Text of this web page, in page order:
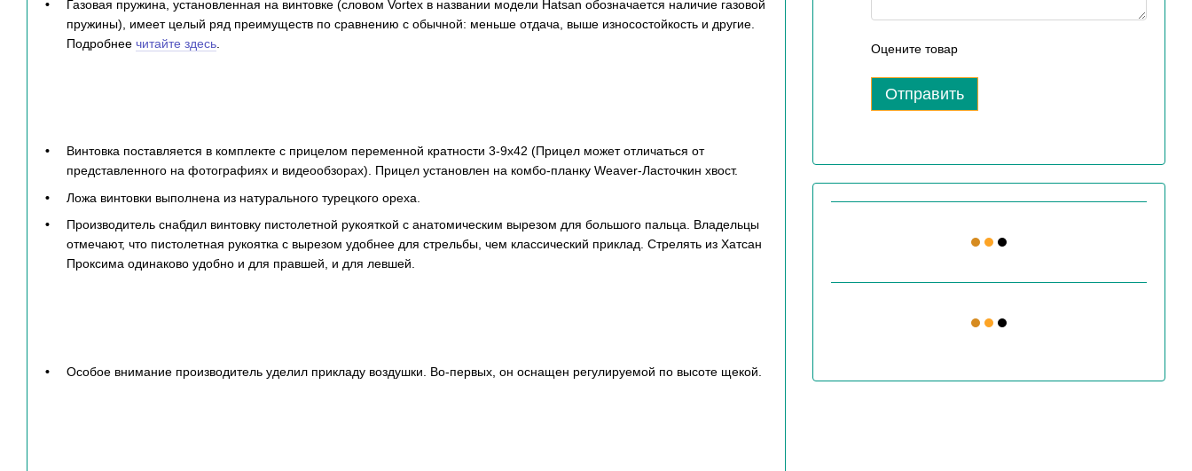
Оцените товар
Отправить
Газовая пружина, установленная на винтовке (словом Vortex в названии модели Hatsan обозначается наличие газовой
пружины), имеет целый ряд преимуществ по сравнению с обычной: меньше отдача, выше износостойкость и другие.
Подробнее читайте здесь
Винтовка поставляется в комплекте с прицелом переменной кратности 3-9х42 (Прицел может отличаться от
представленного на фотографиях и видеообзорах). Прицел установлен на комбо-планку Weaver-Ласточкин хвост.
Ложа винтовки выполнена из натурального турецкого ореха.
Производитель снабдил винтовку пистолетной рукояткой с анатомическим вырезом для большого пальца. Владельцы
отмечают, что пистолетная рукоятка с вырезом удобнее для стрельбы, чем классический приклад. Стрелять из Хатсан
Проксима одинаково удобно и для правшей, и для левшей.
Особое внимание производитель уделил прикладу воздушки. Во-первых, он оснащен регулируемой по высоте щекой.